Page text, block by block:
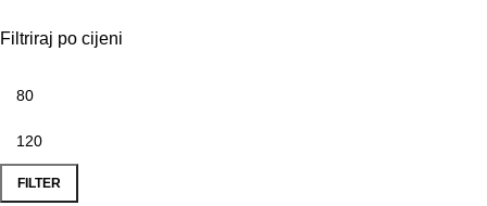
Filtriraj po cijeni
FILTER